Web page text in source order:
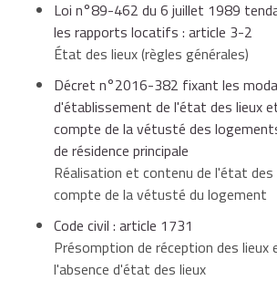
parties (bailleur, locataire) ou à leur
au moment de sa signature.
L'état des lieux de sortie ne peut
facturé au locataire, sauf en cas de
et derecours à un huissier . Dans
sont partagés par moitié entre le
bailleur.
description précise de l'état des
revêtements des sols, murs et
des équipements et des
logement. Il peut être complété
d'observations ou de réserves et
d'images,
la signature des parties
l'état des lieux,
Loi n°89-462 du 6 juillet 1989
les rapports locatifs : article 3-2
État des lieux (règles générales)
Décret n°2016-382 fixant les
d'établissement de l'état des lieux
compte de la vétusté des
de résidence principale
Réalisation et contenu de l'état des
compte de la vétusté du logement
Code civil : article 1731
Présomption de réception des lieux
l'absence d'état des lieux